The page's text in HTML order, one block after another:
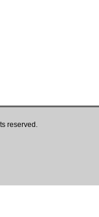
reserved.